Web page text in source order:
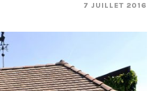
7 JUILLET 2016